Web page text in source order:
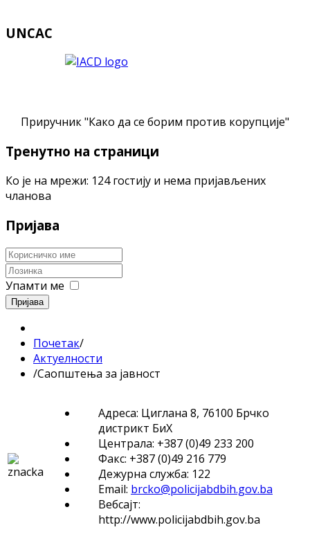
UNCAC
Приручник "Како да се борим против корупције"
Тренутно на страници
Ко је на мрежи: 124 гостију и нема пријављених
чланова
Пријава
Упамти ме
Пријава
Почетак/
Актуелности
/Саопштења за јавност
Адреса: Циглана 8, 76100 Брчко
дистрикт БиХ
Централа: +387 (0)49 233 200
Факс: +387 (0)49 216 779
Дежурна служба: 122
Email: brcko@policijabdbih.gov.ba
Вебсајт:
http://www.policijabdbih.gov.ba